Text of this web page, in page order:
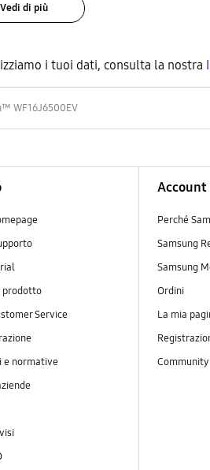
Vedi di più
i tuoi dati, consulta la nostra
WF16J6500EV
prodotto
Service
e normative
Account
Perché
Samsung
Samsung
Ordini
La mia
Community